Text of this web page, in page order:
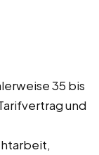
35 bis
und